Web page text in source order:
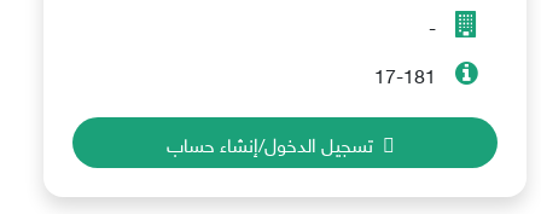
-
17-181
تسجيل الدخول/إنشاء حساب